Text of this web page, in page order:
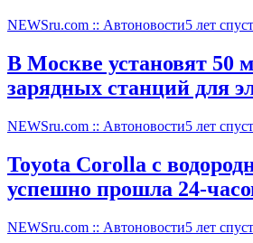
NEWSru.com :: Автоновости5 лет
В Москве установят 50
зарядных станций для
NEWSru.com :: Автоновости5 лет
Toyota Corolla с
успешно прошла 24-
NEWSru.com :: Автоновости5 лет